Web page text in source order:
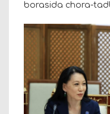
borasida chora-